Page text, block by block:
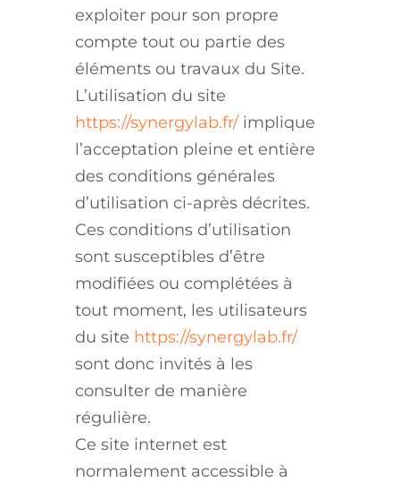
exploiter pour son propre
compte tout ou partie des
éléments ou travaux du Site.
L’utilisation du site
https://synergylab.fr/ implique
l’acceptation pleine et entière
des conditions générales
d’utilisation ci-après décrites.
Ces conditions d’utilisation
sont susceptibles d’être
modifiées ou complétées à
tout moment, les utilisateurs
du site https://synergylab.fr/
sont donc invités à les
consulter de manière
régulière.
Ce site internet est
normalement accessible à